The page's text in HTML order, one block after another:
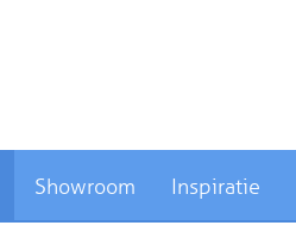
Showroom Inspiratie